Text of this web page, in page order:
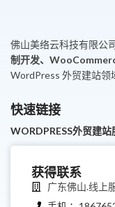
佛山美络云科技有限公
制开发、
WordPress 外贸建站领
快速链接
WORDPRESS外贸建站
获得联系
广东佛山.线上